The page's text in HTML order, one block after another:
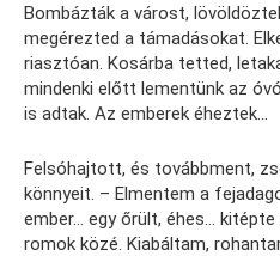
Bombázták a várost,
megérezted a támadásokat.
riasztóan. Kosárba tetted,
mindenki előtt lementünk az
is adtak. Az emberek éheztek…
Felsóhajtott, és továbbment,
könnyeit. – Elmentem a
ember… egy őrült, éhes…
romok közé. Kiabáltam,